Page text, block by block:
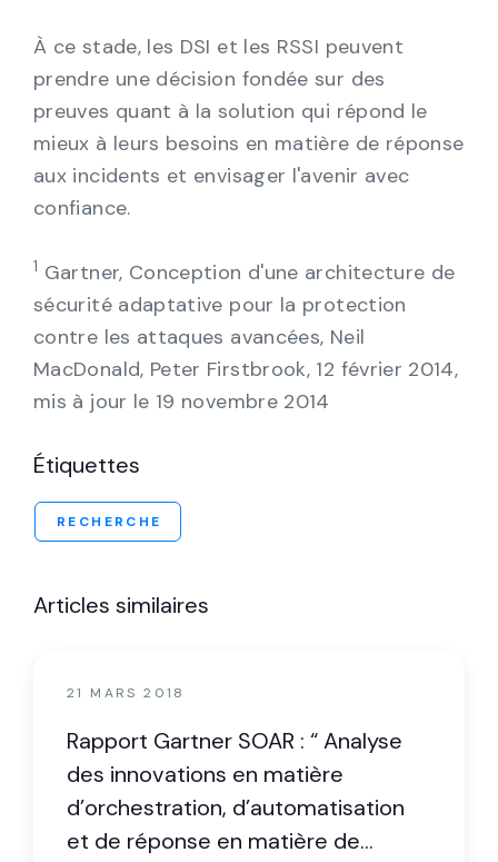
À ce stade, les DSI et les RSSI peuvent
prendre une décision fondée sur des
preuves quant à la solution qui répond le
mieux à leurs besoins en matière de réponse
aux incidents et envisager l'avenir avec
confiance.
1 Gartner, Conception d'une architecture de
sécurité adaptative pour la protection
contre les attaques avancées, Neil
MacDonald, Peter Firstbrook, 12 février 2014,
mis à jour le 19 novembre 2014
Étiquettes
RECHERCHE
Articles similaires
21 MARS 2018
Rapport Gartner SOAR : “ Analyse
des innovations en matière
d’orchestration, d’automatisation
et de réponse en matière de